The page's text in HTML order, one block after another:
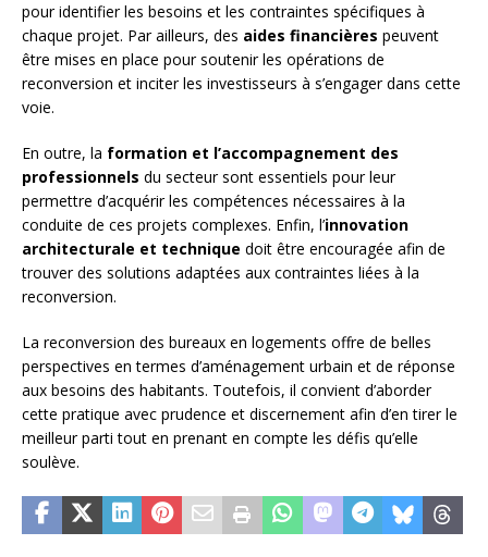
pour identifier les besoins et les contraintes spécifiques à
chaque projet. Par ailleurs, des aides financières peuvent
être mises en place pour soutenir les opérations de
reconversion et inciter les investisseurs à s’engager dans cette
voie.
En outre, la formation et l’accompagnement des
professionnels du secteur sont essentiels pour leur
permettre d’acquérir les compétences nécessaires à la
conduite de ces projets complexes. Enfin, l’innovation
architecturale et technique doit être encouragée afin de
trouver des solutions adaptées aux contraintes liées à la
reconversion.
La reconversion des bureaux en logements offre de belles
perspectives en termes d’aménagement urbain et de réponse
aux besoins des habitants. Toutefois, il convient d’aborder
cette pratique avec prudence et discernement afin d’en tirer le
meilleur parti tout en prenant en compte les défis qu’elle
soulève.